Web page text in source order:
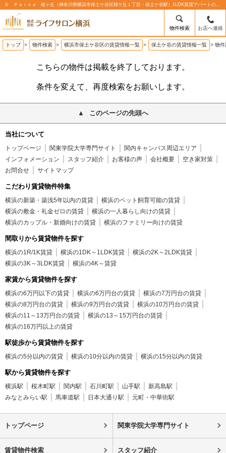
Ｄ Ｐａｉｎａ 桜ヶ丘（神奈川県横浜市保土ケ谷区桜ケ丘１丁目・保土ケ谷駅）1LDK賃貸アパートの賃貸物件情報%% | 株式会社ライフサロン横浜
物件検索 お店へ連絡
トップ > 物件検索 > 横浜市保土ケ谷区の賃貸情報一覧 > 保土ケ谷の賃貸情報一覧 > 物件
こちらの物件は掲載を終了しております。
条件を変えて、再度検索をお願いします。
このページの先頭へ
当社について
トップページ 関東学院大学専門サイト
関内キャンパス周辺エリア
インフォメーション
スタッフ紹介 お客様の声 会社概要
空き家対策
お問合せ
サイトマップ
こだわり賃貸物件特集
横浜の新築・築浅5年以内の賃貸
横浜のペット飼育可能の賃貸
横浜の敷金・礼金ゼロの賃貸
横浜の一人暮らし向けの賃貸
横浜のカップル・新婚向けの賃貸
横浜のファミリー向けの賃貸
間取りから賃貸物件を探す
横浜の1R/1K賃貸 横浜の1DK～1LDK賃貸
横浜の2K～2LDK賃貸
横浜の3K～3LDK賃貸
横浜の4K～賃貸
家賃から賃貸物件を探す
横浜の6万円以下の賃貸 横浜の6万円台の賃貸
横浜の7万円台の賃貸
横浜の8万円台の賃貸
横浜の9万円台の賃貸
横浜の10万円台の賃貸
横浜の11～13万円台の賃貸
横浜の13～15万円台の賃貸
横浜の16万円以上の賃貸
駅徒歩から賃貸物件を探す
横浜の5分以内の賃貸 横浜の10分以内の賃貸 横浜の15分以内の賃貸
駅から賃貸物件を探す
横浜駅 桜木町駅 関内駅 石川町駅 山手駅
新高島駅
みなとみらい駅
馬車道駅 日本大通り駅 元町・中華街駅
トップページ 関東学院大学専門サイト
賃貸物件検索 スタッフ紹介